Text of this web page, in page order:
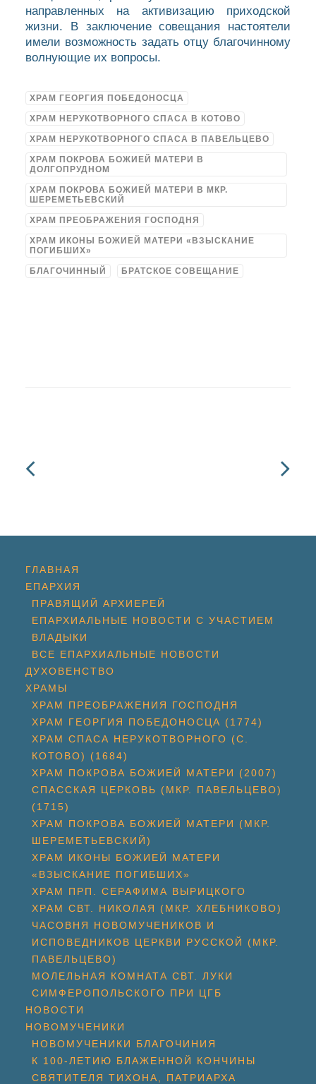
направленных на активизацию приходской
жизни. В заключение совещания настоятели
имели возможность задать отцу благочинному
волнующие их вопросы.
ХРАМ ГЕОРГИЯ ПОБЕДОНОСЦА
ХРАМ НЕРУКОТВОРНОГО СПАСА В КОТОВО
ХРАМ НЕРУКОТВОРНОГО СПАСА В ПАВЕЛЬЦЕВО
ХРАМ ПОКРОВА БОЖИЕЙ МАТЕРИ В
ДОЛГОПРУДНОМ
ХРАМ ПОКРОВА БОЖИЕЙ МАТЕРИ В МКР.
ШЕРЕМЕТЬЕВСКИЙ
ХРАМ ПРЕОБРАЖЕНИЯ ГОСПОДНЯ
ХРАМ ИКОНЫ БОЖИЕЙ МАТЕРИ «ВЗЫСКАНИЕ
ПОГИБШИХ»
БЛАГОЧИННЫЙ БРАТСКОЕ СОВЕЩАНИЕ
ГЛАВНАЯ
ЕПАРХИЯ
ПРАВЯЩИЙ АРХИЕРЕЙ
ЕПАРХИАЛЬНЫЕ НОВОСТИ С УЧАСТИЕМ
ВЛАДЫКИ
ВСЕ ЕПАРХИАЛЬНЫЕ НОВОСТИ
ДУХОВЕНСТВО
ХРАМЫ
ХРАМ ПРЕОБРАЖЕНИЯ ГОСПОДНЯ
ХРАМ ГЕОРГИЯ ПОБЕДОНОСЦА (1774)
ХРАМ СПАСА НЕРУКОТВОРНОГО (С.
КОТОВО) (1684)
ХРАМ ПОКРОВА БОЖИЕЙ МАТЕРИ (2007)
СПАССКАЯ ЦЕРКОВЬ (МКР. ПАВЕЛЬЦЕВО)
(1715)
ХРАМ ПОКРОВА БОЖИЕЙ МАТЕРИ (МКР.
ШЕРЕМЕТЬЕВСКИЙ)
ХРАМ ИКОНЫ БОЖИЕЙ МАТЕРИ
«ВЗЫСКАНИЕ ПОГИБШИХ»
ХРАМ ПРП. СЕРАФИМА ВЫРИЦКОГО
ХРАМ СВТ. НИКОЛАЯ (МКР. ХЛЕБНИКОВО)
ЧАСОВНЯ НОВОМУЧЕНИКОВ И
ИСПОВЕДНИКОВ ЦЕРКВИ РУССКОЙ (МКР.
ПАВЕЛЬЦЕВО)
МОЛЕЛЬНАЯ КОМНАТА СВТ. ЛУКИ
СИМФЕРОПОЛЬСКОГО ПРИ ЦГБ
НОВОСТИ
НОВОМУЧЕНИКИ
НОВОМУЧЕНИКИ БЛАГОЧИНИЯ
К 100-ЛЕТИЮ БЛАЖЕННОЙ КОНЧИНЫ
СВЯТИТЕЛЯ ТИХОНА, ПАТРИАРХА